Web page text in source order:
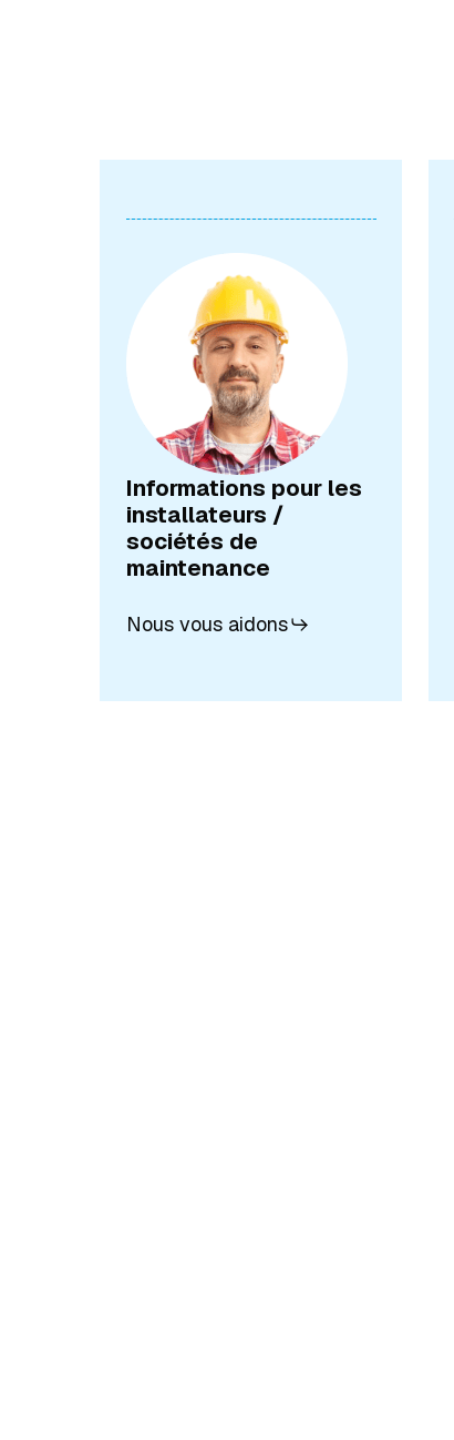
Informations pour les
installateurs /
sociétés de
maintenance
Nous vous aidons